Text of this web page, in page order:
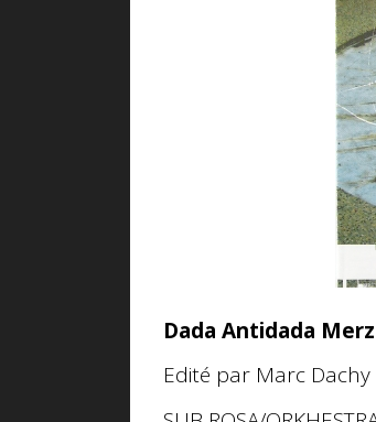
Dada Antidada
Edité par Marc Dachy